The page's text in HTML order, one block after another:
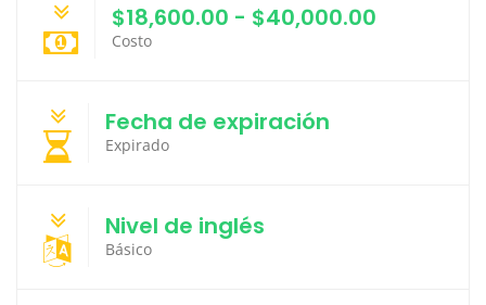
$18,600.00 - $40,000.00
Costo
Fecha de expiración
Expirado
Nivel de inglés
Básico